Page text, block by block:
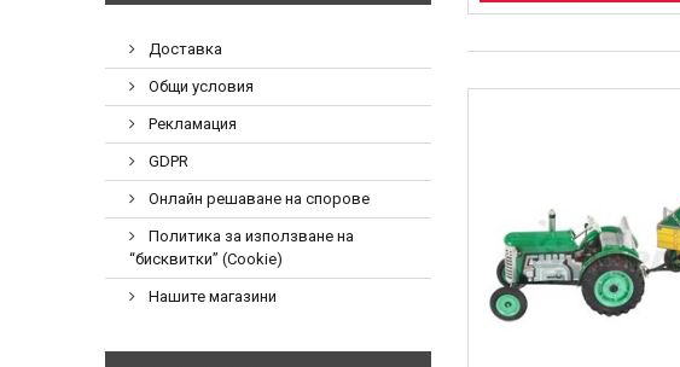
Доставка
Общи условия
Рекламация
GDPR
Онлайн решаване на спорове
Политика за използване на
“бисквитки” (Cookie)
Нашите магазини